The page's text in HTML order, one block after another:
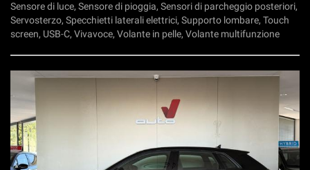
Sensore di luce, Sensore di pioggia, Sensori di parcheggio posteriori,
Servosterzo, Specchietti laterali elettrici, Supporto lombare, Touch
screen, USB-C, Vivavoce, Volante in pelle, Volante multifunzione